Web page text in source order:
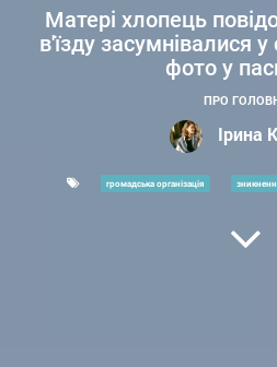
Матері хлопець
в'їзду засумнівалися
фото у
ПРО
Ірина
громадська організація